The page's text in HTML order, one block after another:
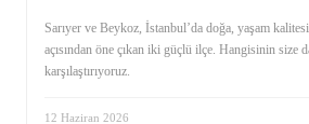
Sarıyer ve Beykoz, İstanbul’da doğa, yaşam
açısından öne çıkan iki güçlü ilçe. Hangisinin size
karşılaştırıyoruz.
12 Haziran 2026